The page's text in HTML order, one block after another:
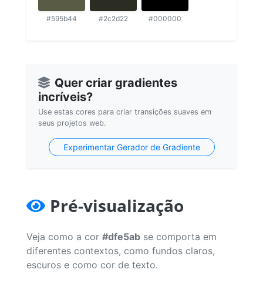
#595b44 #2c2d22 #000000
Quer criar gradientes
incríveis?
Use estas cores para criar transições suaves em
seus projetos web.
Experimentar Gerador de Gradiente
Pré-visualização
Veja como a cor #dfe5ab se comporta em
diferentes contextos, como fundos claros,
escuros e como cor de texto.